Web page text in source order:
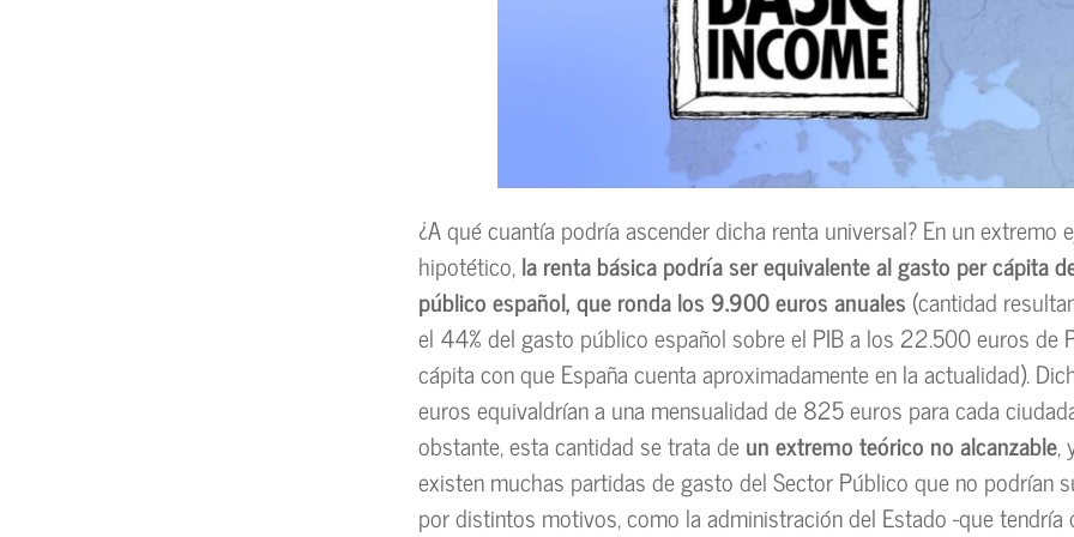
¿A qué cuantía podría ascender dicha renta universal? En un extremo
hipotético,la renta básica podría ser equivalente al gasto per cápita
público español, que ronda los 9.900 euros anuales (cantidad
el 44% del gasto público español sobre el PIB a los 22.500 euros de
cápita con que España cuenta aproximadamente en la actualidad).
euros equivaldrían a una mensualidad de 825 euros para cada
obstante, esta cantidad se trata deun extremo teórico no alcanzable,
existen muchas partidas de gasto del Sector Público que no podrían
por distintos motivos, como la administración del Estado -que tendría